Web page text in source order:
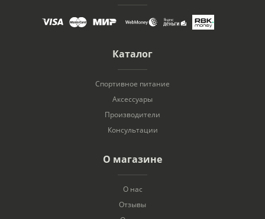
Каталог
Спортивное питание
Аксессуары
Производители
Консультации
О магазине
О нас
Отзывы